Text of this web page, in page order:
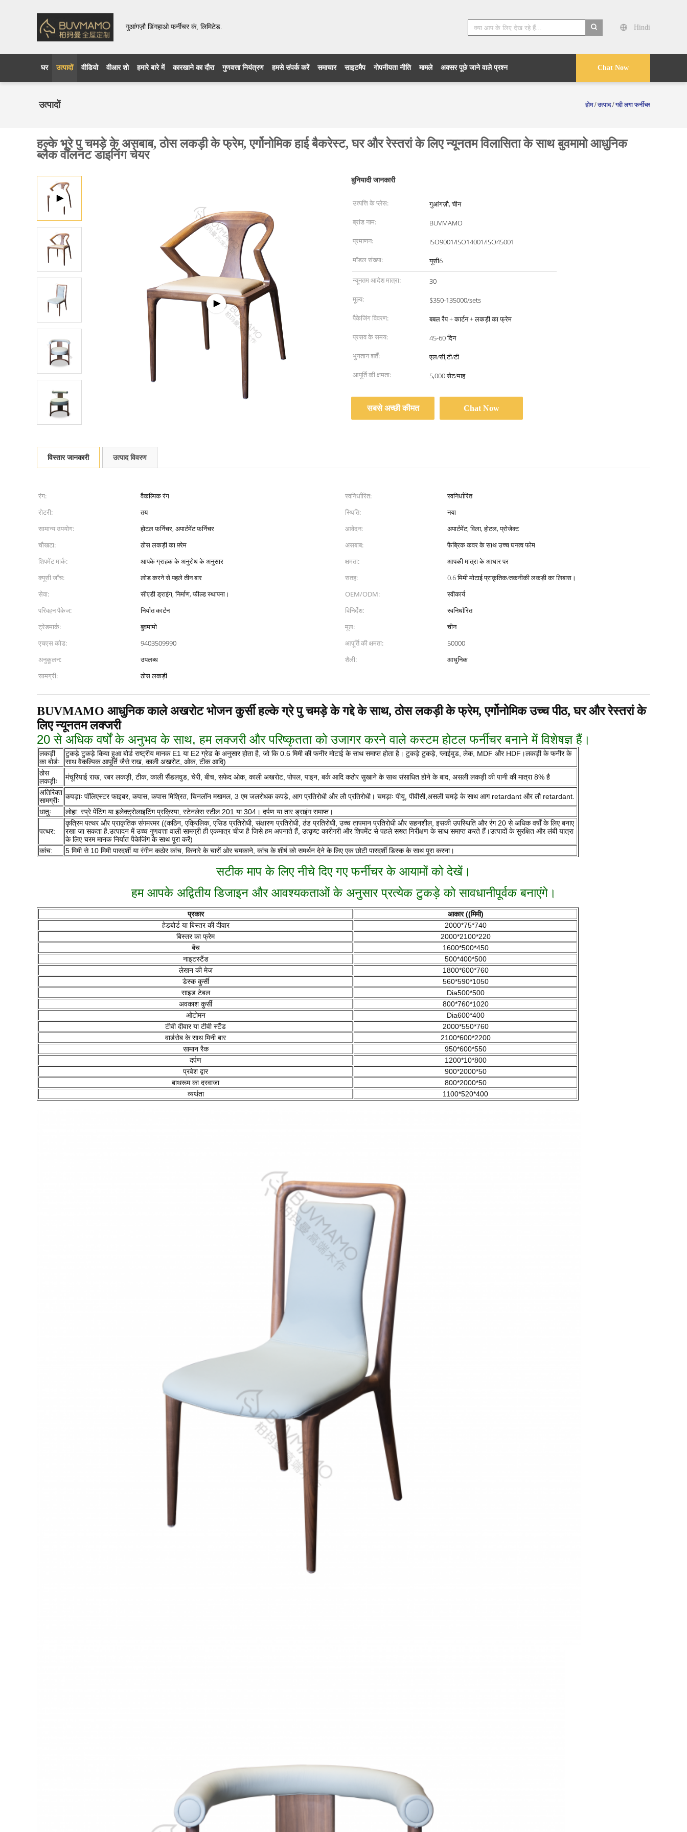
गुआंगज़ौ डिंगहाओ फर्नीचर कं, लिमिटेड.
Hindi
Chat Now
घर उत्पादों वीडियो वीआर शो हमारे बारे में कारखाने का दौरा गुणवत्ता नियंत्रण हमसे संपर्क करें समाचार साइटमैप गोपनीयता नीति मामले अक्सर पूछे जाने वाले प्रश्न
उत्पादों होम /उत्पाद/गद्दी लगा फर्नीचर
हल्के भूरे पु चमड़े के असबाब, ठोस लकड़ी के फ्रेम, एर्गोनोमिक हाई बैकरेस्ट, घर और रेस्तरां के लिए न्यूनतम विलासिता के साथ बुवमामो आधुनिक
ब्लैक वॉलनट डाइनिंग चेयर
बुनियादी जानकारी
उत्पत्ति के प्लेस:
गुआंगज़ौ, चीन
ब्रांड नाम:
BUVMAMO
प्रमाणन:
ISO9001/ISO14001/ISO45001
मॉडल संख्या:
यूसी6
न्यूनतम आदेश मात्रा:
30
मूल्य:
$350-135000/sets
पैकेजिंग विवरण:
बबल रैप + कार्टन + लकड़ी का फ्रेम
प्रसव के समय:
45-60 दिन
भुगतान शर्तें:
एल/सी,टी/टी
आपूर्ति की क्षमता:
5,000 सेट/माह
सबसे अच्छी कीमत Chat Now
विस्तार जानकारी उत्पाद विवरण
रंग: वैकल्पिक रंग स्वनिर्धारित:
स्वनिर्धारित
रोटरी:
तय स्थिति:
नया
सामान्य उपयोग:
होटल फ़र्निचर, अपार्टमेंट फ़र्निचर आवेदन:
अपार्टमेंट, विला, होटल, प्रोजेक्ट
चौखटा:
ठोस लकड़ी का फ़्रेम असबाब:
फैब्रिक कवर के साथ उच्च घनत्व फोम
शिपमेंट मार्क:
आपके ग्राहक के अनुरोध के अनुसार क्षमता:
आपकी मात्रा के आधार पर
क्यूसी जाँच:
लोड करने से पहले तीन बार सतह:
0.6 मिमी मोटाई प्राकृतिक/तकनीकी लकड़ी का लिबास।
सेवा:
सीएडी ड्राइंग, निर्माण, फील्ड स्थापना। OEM/ODM:
स्वीकार्य
परिवहन पैकेज:
निर्यात कार्टन विनिर्देश:
स्वनिर्धारित
ट्रेडमार्क:
बुवमामो मूल:
चीन
एचएस कोड:
9403509990 आपूर्ति की क्षमता:
50000
अनुकूलन:
उपलब्ध शैली:
आधुनिक
सामग्री:
ठोस लकड़ी
BUVMAMO आधुनिक काले अखरोट भोजन कुर्सी हल्के ग्रे पु चमड़े के गद्दे के साथ, ठोस लकड़ी के फ्रेम, एर्गोनोमिक उच्च पीठ, घर और रेस्तरां के
लिए न्यूनतम लक्जरी
20 से अधिक वर्षों के अनुभव के साथ, हम लक्जरी और परिष्कृतता को उजागर करने वाले कस्टम होटल फर्नीचर बनाने में विशेषज्ञ हैं।
लकड़ी
का बोर्डः
टुकड़े टुकड़े किया हुआ बोर्ड राष्ट्रीय मानक E1 या E2 ग्रेड के अनुसार होता है, जो कि 0.6 मिमी की फनीर मोटाई के साथ समाप्त होता है। टुकड़े टुकड़े, प्लाईवुड, लेक, MDF और HDF।लकड़ी के फनीर के
साथ वैकल्पिक आपूर्ति जैसे राख, काली अखरोट, ओक, टीक आदि)
ठोस
लकड़ीः
मंचूरियाई राख, रबर लकड़ी, टीक, काली सैंडलवुड, चेरी, बीच, सफेद ओक, काली अखरोट, पोपल, पाइन, बर्क आदि कठोर सुखाने के साथ संसाधित होने के बाद, असली लकड़ी की पानी की मात्रा 8% है
अतिरिक्त
सामग्रीः
कपड़ाः पॉलिएस्टर फाइबर, कपास, कपास मिश्रित, चिनलॉन मखमल, 3 एम जलरोधक कपड़े, आग प्रतिरोधी और लौ प्रतिरोधी। चमड़ाः पीयू, पीवीसी,असली चमड़े के साथ आग retardant और लौ retardant.
धातुः
लोहा: स्प्रे पेंटिंग या इलेक्ट्रोलाइटिंग प्रक्रिया, स्टेनलेस स्टील 201 या 304। दर्पण या तार ड्राइंग समाप्त।
पत्थर:
कृत्रिम पत्थर और प्राकृतिक संगमरमर ((कठिन, एक्रिलिक, एसिड प्रतिरोधी, संक्षारण प्रतिरोधी, ठंड प्रतिरोधी, उच्च तापमान प्रतिरोधी और सहनशील, इसकी उपस्थिति और रंग 20 से अधिक वर्षों के लिए बनाए
रखा जा सकता है.उत्पादन में उच्च गुणवत्ता वाली सामग्री ही एकमात्र चीज है जिसे हम अपनाते हैं, उत्कृष्ट कारीगरी और शिपमेंट से पहले सख्त निरीक्षण के साथ समाप्त करते हैं।उत्पादों के सुरक्षित और लंबी यात्रा
के लिए चरम मानक निर्यात पैकेजिंग के साथ पूरा करें)
कांच:
5 मिमी से 10 मिमी पारदर्शी या रंगीन कठोर कांच, किनारे के चारों ओर चमकाने, कांच के शीर्ष को समर्थन देने के लिए एक छोटी पारदर्शी डिस्क के साथ पूरा करना।
सटीक माप के लिए नीचे दिए गए फर्नीचर के आयामों को देखें।
हम आपके अद्वितीय डिजाइन और आवश्यकताओं के अनुसार प्रत्येक टुकड़े को सावधानीपूर्वक बनाएंगे।
प्रकार
आकार ((मिमी)
हेडबोर्ड या बिस्तर की दीवार
2000*75*740
बिस्तर का फ्रेम
2000*2100*220
बेंच
1600*500*450
नाइटस्टैंड
500*400*500
लेखन की मेज
1800*600*760
डेस्क कुर्सी
560*590*1050
साइड टेबल
Dia500*500
अवकाश कुर्सी
800*760*1020
ओटोमन
Dia600*400
टीवी दीवार या टीवी स्टैंड
2000*550*760
वार्डरोब के साथ मिनी बार
2100*600*2200
सामान रैक
950*600*550
दर्पण
1200*10*800
प्रवेश द्वार
900*2000*50
बाथरूम का दरवाजा
800*2000*50
व्यर्थता
1100*520*400